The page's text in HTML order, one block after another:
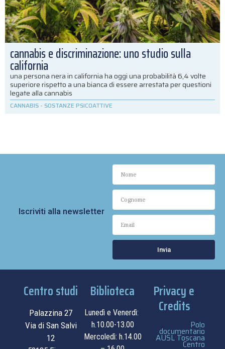
cannabis e discriminazione: uno studio sulla
california
una persona nera in california ha oggi una probabilità 6,4 volte
superiore rispetto a una bianca di essere arrestata per questioni
legate alla cannabis
CANNABIS - SOSTANZE PSICOATTIVE
Iscriviti alla newsletter
Invia
Centro studi
Palazzina 27
Via di San Salvi
12
Biblioteca
Lunedì e Venerdì:
h.10.00-13.00
Mercoledì: h.14.00
Privacy e
Credits
Polo
documentario
AUSL Toscana
Centro